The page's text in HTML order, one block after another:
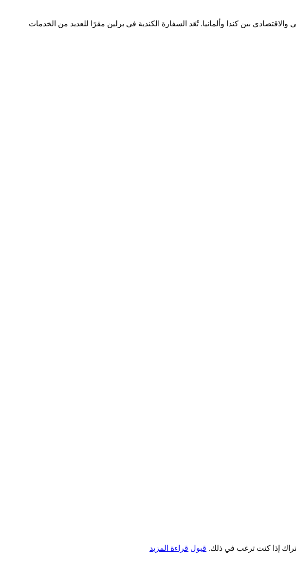
والاقتصادي بين كندا وألمانيا. تُعَد السفارة الكندية في برلين مقرًا للعديد من الخدمات
إذا كنت ترغب في ذلك. قبول قراءة المزيد